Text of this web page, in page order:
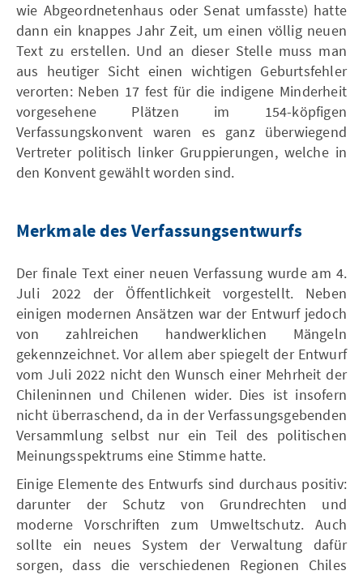
wie Abgeordnetenhaus oder Senat umfasste) hatte
dann ein knappes Jahr Zeit, um einen völlig neuen
Text zu erstellen. Und an dieser Stelle muss man
aus heutiger Sicht einen wichtigen Geburtsfehler
verorten: Neben 17 fest für die indigene Minderheit
vorgesehene Plätzen im 154-köpfigen
Verfassungskonvent waren es ganz überwiegend
Vertreter politisch linker Gruppierungen, welche in
den Konvent gewählt worden sind.
Merkmale des Verfassungsentwurfs
Der finale Text einer neuen Verfassung wurde am 4.
Juli 2022 der Öffentlichkeit vorgestellt. Neben
einigen modernen Ansätzen war der Entwurf jedoch
von zahlreichen handwerklichen Mängeln
gekennzeichnet. Vor allem aber spiegelt der Entwurf
vom Juli 2022 nicht den Wunsch einer Mehrheit der
Chileninnen und Chilenen wider. Dies ist insofern
nicht überraschend, da in der Verfassungsgebenden
Versammlung selbst nur ein Teil des politischen
Meinungsspektrums eine Stimme hatte.
Einige Elemente des Entwurfs sind durchaus positiv:
darunter der Schutz von Grundrechten und
moderne Vorschriften zum Umweltschutz. Auch
sollte ein neues System der Verwaltung dafür
sorgen, dass die verschiedenen Regionen Chiles